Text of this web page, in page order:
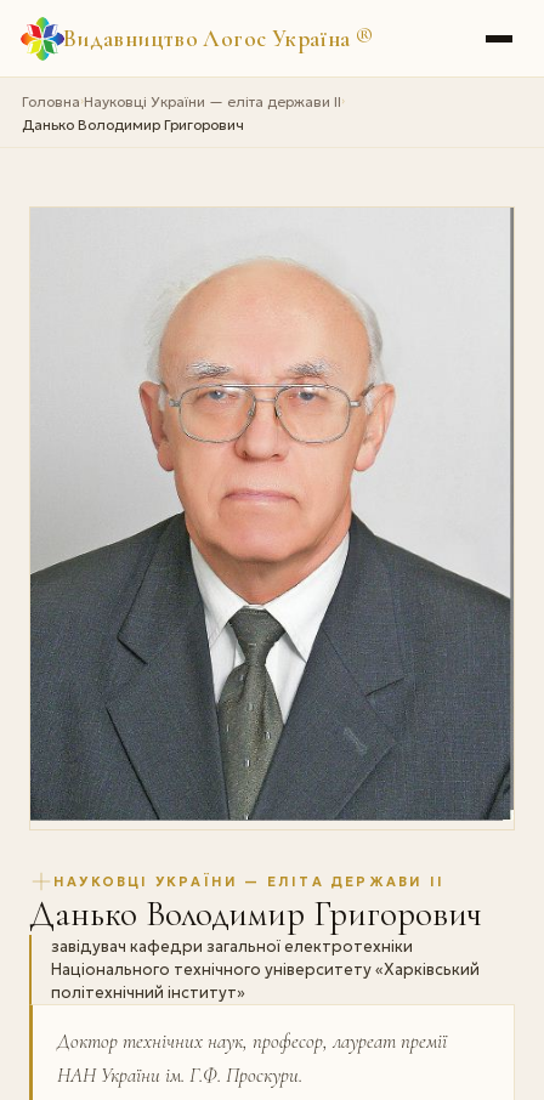
Видавництво Логос Україна ®
Головна›Науковці України — еліта держави II›
Данько Володимир Григорович
НАУКОВЦІ УКРАЇНИ — ЕЛІТА ДЕРЖАВИ II
Данько Володимир Григорович
завідувач кафедри загальної електротехніки
Національного технічного університету «Харківський
політехнічний інститут»
Доктор технічних наук, професор, лауреат премії
НАН України ім. Г.Ф. Проскури.